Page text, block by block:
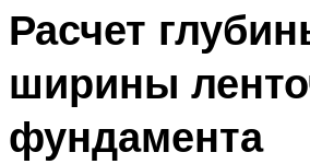
Расчет
ширины
фундамента